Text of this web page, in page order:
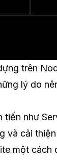
trên
lý do
như
và cải thiện
một